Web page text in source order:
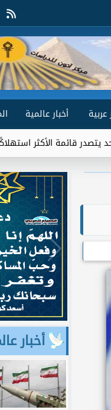
عربية أخبار عالمية
الأكثر استهلاكًا للطاقة
أخبار